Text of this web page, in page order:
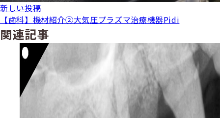
新しい投稿
【歯科】機材紹介②大気圧プラズマ治療機器Pidi
関連記事